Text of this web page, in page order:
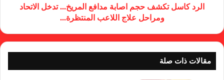
الرد كاسل تكشف حجم اصابة مدافع المريخ... تدخل الاتحاد
ومراحل علاج اللاعب المنتظرة...
مقالات ذات صلة